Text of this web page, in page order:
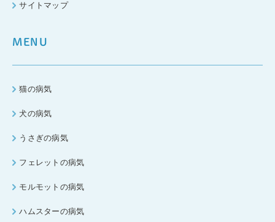
サイトマップ
MENU
猫の病気
犬の病気
うさぎの病気
フェレットの病気
モルモットの病気
ハムスターの病気